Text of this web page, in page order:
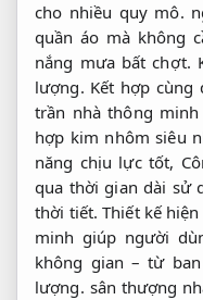
cho nhiều quy mô.
quần áo mà không
nắng mưa bất chợt.
lượng. Kết hợp cùng
trần nhà thông
hợp kim nhôm siêu
năng chịu lực tốt,
qua thời gian dài sử
thời tiết. Thiết kế
minh giúp người
không gian – từ
lượng. sân thượng